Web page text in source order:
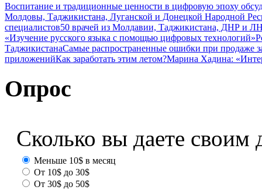
Воспитание и традиционные ценности в цифровую эпоху
Молдовы, Таджикистана, Луганской и Донецкой Народной
специалистов50 врачей из Молдавии, Таджикистана, ДНР и
«Изучение русского языка с помощью цифровых технологий»
ТаджикистанаСамые распространенные ошибки при продаже
приложенийКак заработать этим летом?Марина Хадина:
Опрос
Сколько вы даете своим
Меньше 10$ в месяц
От 10$ до 30$
От 30$ до 50$